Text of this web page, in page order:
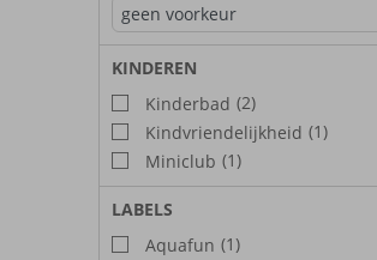
KINDEREN
Kinderbad (2)
Kindvriendelijkheid (1)
Miniclub (1)
LABELS
Aquafun (1)